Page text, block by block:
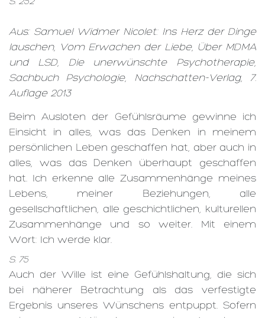
Aus: Samuel Widmer Nicolet: Ins Herz der Dinge
lauschen, Vom Erwachen der Liebe, Über MDMA
und LSD, Die unerwünschte Psychotherapie,
Sachbuch Psychologie, Nachschatten-Verlag, 7.
Auflage 2013
Beim Ausloten der Gefühlsräume gewinne ich
Einsicht in alles, was das Denken in meinem
persönlichen Leben geschaffen hat, aber auch in
alles, was das Denken überhaupt geschaffen
hat. Ich erkenne alle Zusammenhänge meines
Lebens, meiner Beziehungen, alle
gesellschaftlichen, alle geschichtlichen, kulturellen
Zusammenhänge und so weiter. Mit einem
Wort: Ich werde klar.
S. 75
Auch der Wille ist eine Gefühlshaltung, die sich
bei näherer Betrachtung als das verfestigte
Ergebnis unseres Wünschens entpuppt. Sofern